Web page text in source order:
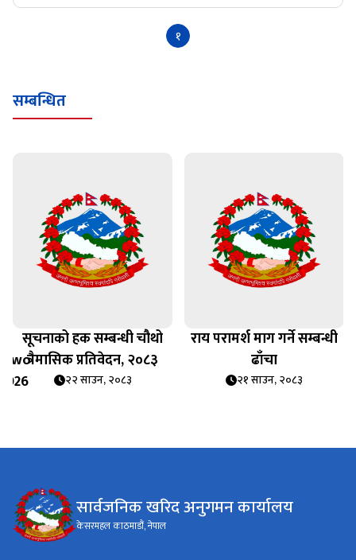
१
सम्बन्धित
सूचनाको हक सम्बन्धी चौथो
त्रैमासिक प्रतिवेदन, २०८३
२२ साउन, २०८३
राय परामर्श माग गर्ने सम्बन्धी
ढाँचा
२१ साउन, २०८३
सार्वजनिक खरिद अनुगमन कार्यालय
केसरमहल काठमाडौं, नेपाल